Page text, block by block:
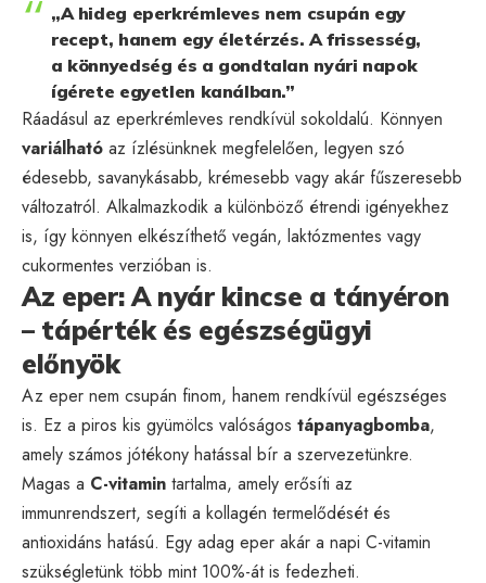
„A hideg eperkrémleves nem csupán egy
recept, hanem egy életérzés. A frissesség,
a könnyedség és a gondtalan nyári napok
ígérete egyetlen kanálban.”
Ráadásul az eperkrémleves rendkívül sokoldalú. Könnyen
variálható az ízlésünknek megfelelően, legyen szó
édesebb, savanykásabb, krémesebb vagy akár fűszeresebb
változatról. Alkalmazkodik a különböző étrendi igényekhez
is, így könnyen elkészíthető vegán, laktózmentes vagy
cukormentes verzióban is.
Az eper: A nyár kincse a tányéron
– tápérték és egészségügyi
előnyök
Az eper nem csupán finom, hanem rendkívül egészséges
is. Ez a piros kis gyümölcs valóságos tápanyagbomba,
amely számos jótékony hatással bír a szervezetünkre.
Magas a C-vitamin tartalma, amely erősíti az
immunrendszert, segíti a kollagén termelődését és
antioxidáns hatású. Egy adag eper akár a napi C-vitamin
szükségletünk több mint 100%-át is fedezheti.